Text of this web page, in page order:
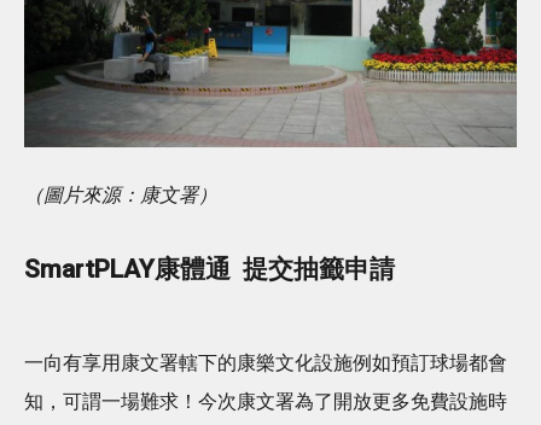
（圖片來源：康文署）
SmartPLAY康體通 提交抽籤申請
一向有享用康文署轄下的康樂文化設施例如預訂球場都會
知，可謂一場難求！今次康文署為了開放更多免費設施時